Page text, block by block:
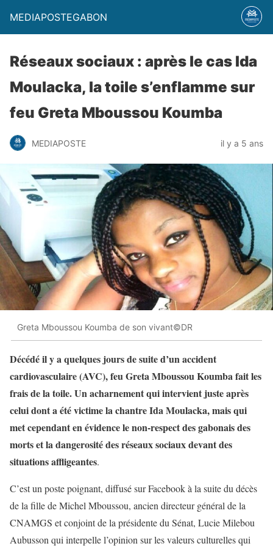
MEDIAPOSTEGABON
Réseaux sociaux : après le cas Ida
Moulacka, la toile s’enflamme sur
feu Greta Mboussou Koumba
MEDIAPOSTE il y a 5 ans
Greta Mboussou Koumba de son vivant©DR
Décédé il y a quelques jours de suite d’un accident
cardiovasculaire (AVC), feu Greta Mboussou Koumba fait les
frais de la toile. Un acharnement qui intervient juste après
celui dont a été victime la chantre Ida Moulacka, mais qui
met cependant en évidence le non-respect des gabonais des
morts et la dangerosité des réseaux sociaux devant des
situations affligeantes.
C’est un poste poignant, diffusé sur Facebook à la suite du décès
de la fille de Michel Mboussou, ancien directeur général de la
CNAMGS et conjoint de la présidente du Sénat, Lucie Milebou
Aubusson qui interpelle l’opinion sur les valeurs culturelles qui